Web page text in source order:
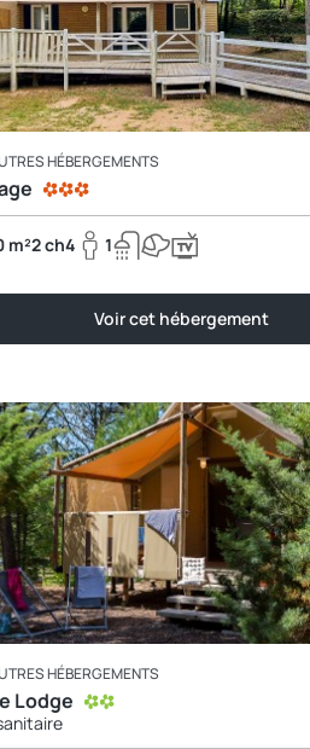
HÉBERGEMENTS
m²2 ch4 1
Voir cet hébergement
HÉBERGEMENTS
Lodge